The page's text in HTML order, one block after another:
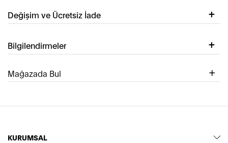
Değişim ve Ücretsiz İade
Bilgilendirmeler
Mağazada Bul
KURUMSAL